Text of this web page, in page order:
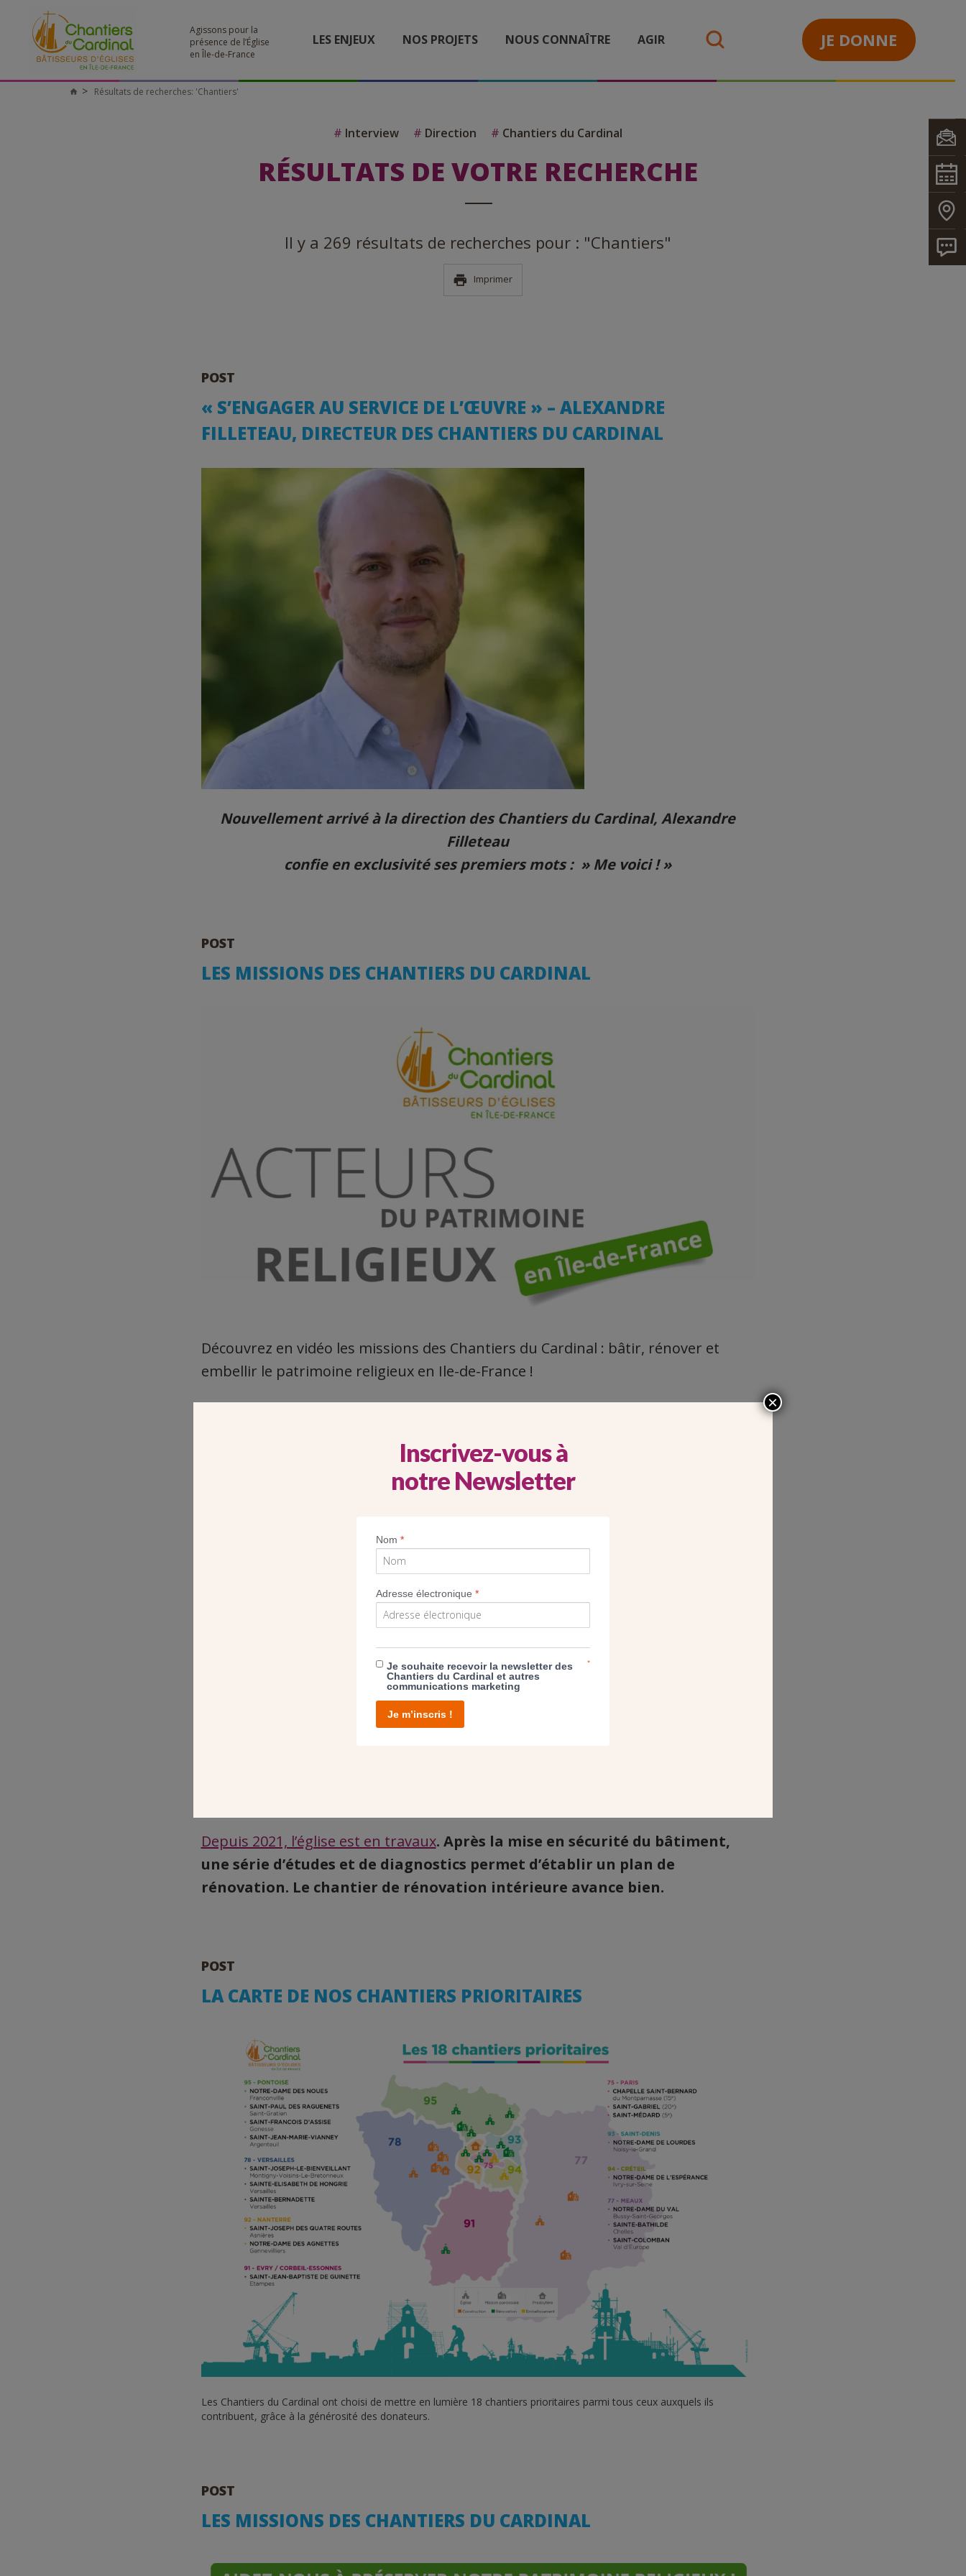
Agissons pour la
présence de l’Église
en Île-de-France
LES ENJEUX NOS PROJETS NOUS CONNAÎTRE AGIR JE DONNE
Chantiers
Résultats de recherches: 'Chantiers'
# Interview # Direction # Chantiers du Cardinal
RÉSULTATS DE VOTRE RECHERCHE
Il y a 269 résultats de recherches pour : "Chantiers"
Imprimer
POST
« S’ENGAGER AU SERVICE DE L’ŒUVRE » – ALEXANDRE
FILLETEAU, DIRECTEUR DES CHANTIERS DU CARDINAL
Nouvellement arrivé à la direction des Chantiers du Cardinal, Alexandre
Filleteau
confie en exclusivité ses premiers mots : » Me voici ! »
POST
LES MISSIONS DES CHANTIERS DU CARDINAL
Découvrez en vidéo les missions des Chantiers du Cardinal : bâtir, rénover et
embellir le patrimoine religieux en Ile-de-France !
DES CHANTIERS ET DE BELLES DÉCOUVERTES À L’ÉGLISE SAINT-
Depuis 2021, l’église est en travaux. Après la mise en sécurité du bâtiment,
une série d’études et de diagnostics permet d’établir un plan de
rénovation. Le chantier de rénovation intérieure avance bien.
POST
LA CARTE DE NOS CHANTIERS PRIORITAIRES
Les Chantiers du Cardinal ont choisi de mettre en lumière 18 chantiers prioritaires parmi tous ceux auxquels ils
contribuent, grâce à la générosité des donateurs.
POST
LES MISSIONS DES CHANTIERS DU CARDINAL
Inscrivez-vous à
notre Newsletter
Nom*
Adresse électronique*
Je souhaite recevoir la newsletter des
Chantiers du Cardinal et autres
communications marketing
*
Je m’inscris !
×